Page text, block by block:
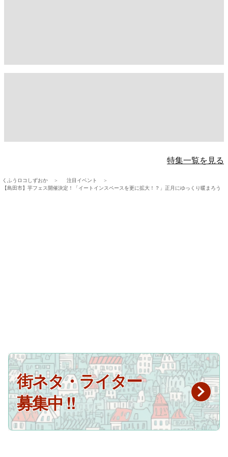
特集一覧を見る
くふうロコしずおか
注目イベント
【島田市】芋フェス開催決定！「イートインスペースを更に拡大！？」正月にゆっくり暖まろう
街ネタ・ライター
募集中 !!